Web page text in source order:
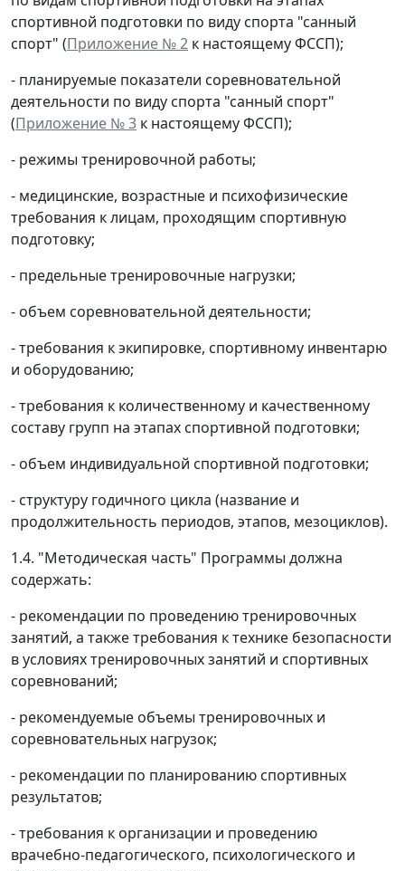
спортивной подготовки по виду спорта "санный
спорт" (Приложение № 2 к настоящему ФССП);
- планируемые показатели соревновательной
деятельности по виду спорта "санный спорт"
(Приложение № 3 к настоящему ФССП);
- режимы тренировочной работы;
- медицинские, возрастные и психофизические
требования к лицам, проходящим спортивную
подготовку;
- предельные тренировочные нагрузки;
- объем соревновательной деятельности;
- требования к экипировке, спортивному инвентарю
и оборудованию;
- требования к количественному и качественному
составу групп на этапах спортивной подготовки;
- объем индивидуальной спортивной подготовки;
- структуру годичного цикла (название и
продолжительность периодов, этапов, мезоциклов).
1.4. "Методическая часть" Программы должна
содержать:
- рекомендации по проведению тренировочных
занятий, а также требования к технике безопасности
в условиях тренировочных занятий и спортивных
соревнований;
- рекомендуемые объемы тренировочных и
соревновательных нагрузок;
- рекомендации по планированию спортивных
результатов;
- требования к организации и проведению
врачебно-педагогического, психологического и